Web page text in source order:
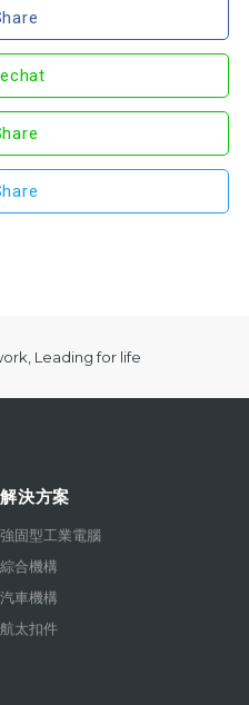
Leading for life
解決方案
強固型工業電腦
綜合機構
汽車機構
航太扣件